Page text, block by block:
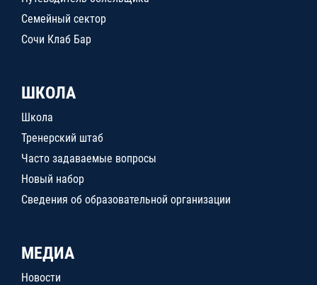
Семейный сектор
Сочи Клаб Бар
ШКОЛА
Школа
Тренерский штаб
Часто задаваемые вопросы
Новый набор
Сведения об образовательной организации
МЕДИА
Новости